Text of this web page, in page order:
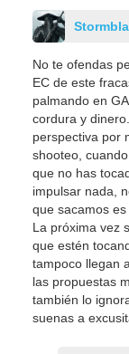
No te ofendas
EC de este
palmando en
cordura y
perspectiva por
shooteo,
que no has
impulsar nada,
que sacamos
La próxima vez
que estén
tampoco llegan
las propuestas
también lo
suenas a